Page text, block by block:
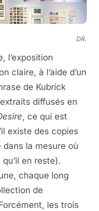
DR.
l’exposition
claire, à l’aide d’un
de Kubrick
diffusés en
, ce qui est
existe des copies
la mesure où
en reste).
chaque long
de
les trois